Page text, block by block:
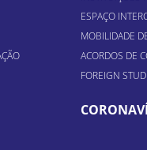
ESPAÇO
MOBILIDADE
ACORDOS DE
FOREIGN